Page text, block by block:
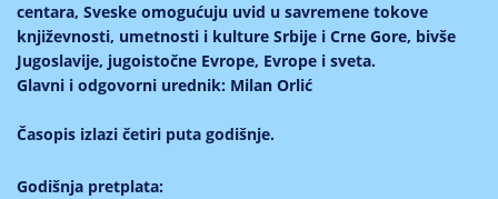
centara, Sveske omogućuju uvid u savremene tokove
književnosti, umetnosti i kulture Srbije i Crne Gore, bivše
Jugoslavije, jugoistočne Evrope, Evrope i sveta.
Glavni i odgovorni urednik: Milan Orlić
Časopis izlazi četiri puta godišnje.
Godišnja pretplata: